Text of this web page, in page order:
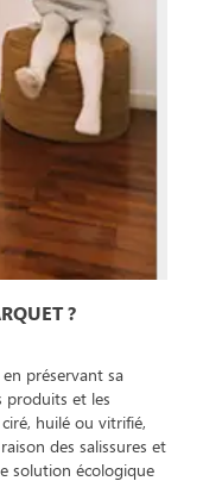
?
préservant sa
produits et les
huilé ou vitrifié,
des salissures et
solution écologique